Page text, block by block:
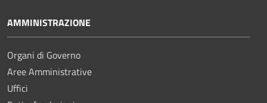
AMMINISTRAZIONE
Organi di Governo
Aree Amministrative
Uffici